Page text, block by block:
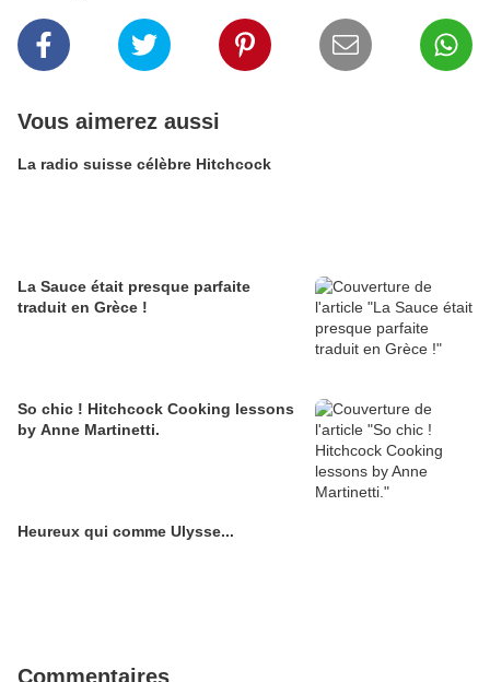
Vous aimerez aussi
La radio suisse célèbre Hitchcock
La Sauce était presque parfaite
traduit en Grèce !
So chic ! Hitchcock Cooking lessons
by Anne Martinetti.
Heureux qui comme Ulysse...
Commentaires